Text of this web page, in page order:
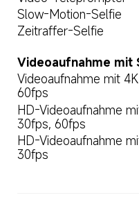
Slow-Motion-Selfie
Zeitraffer-Selfie
Videoaufnahme mit
Videoaufnahme mit
60fps
HD-Videoaufnahme
30fps, 60fps
HD-Videoaufnahme
30fps